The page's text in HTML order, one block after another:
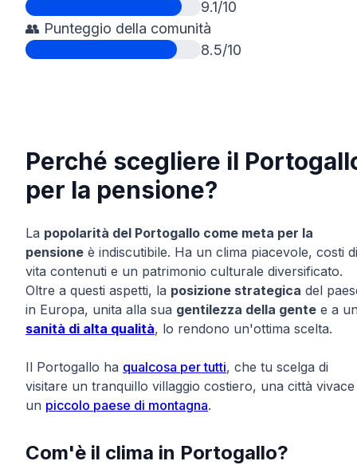
9.1/10
👥 Punteggio della comunità
8.5/10
Perché scegliere il
per la pensione?
La popolarità del Portogallo come meta per la
pensione è indiscutibile. Ha un clima piacevole, costi di
vita contenuti e un patrimonio culturale diversificato.
Oltre a questi aspetti, la posizione strategica del
in Europa, unita alla sua gentilezza della gente e a
sanità di alta qualità, lo rendono un'ottima scelta.
Il Portogallo ha qualcosa per tutti, che tu scelga di
visitare un tranquillo villaggio costiero, una città
un piccolo paese di montagna.
Com'è il clima in Portogallo?